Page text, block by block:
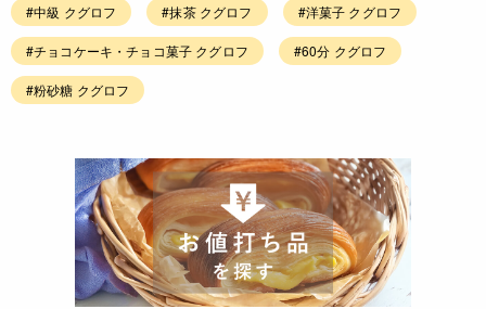
#中級 クグロフ #抹茶 クグロフ #洋菓子 クグロフ
#チョコケーキ・チョコ菓子 クグロフ #60分 クグロフ
#粉砂糖 クグロフ